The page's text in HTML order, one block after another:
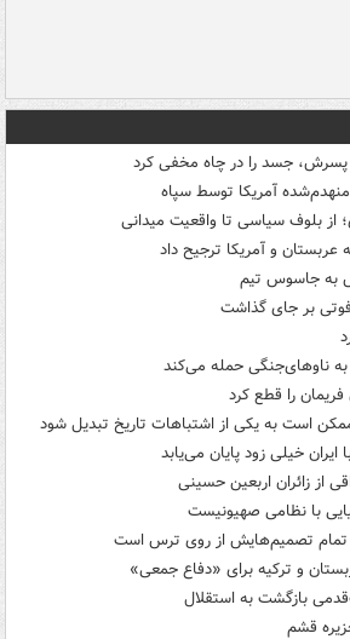
جسد را در چاه مخفی کرد
منهدم‌شده آمریکا توسط سپاه
بلوف سیاسی تا واقعیت میدانی
عربستان و آمریکا ترجیح داد
به جاسوس تیم
را قطع کرد
است به یکی از اشتباهات تاریخ تبدیل شود
خیلی زود پایان می‌یابد
از زائران اربعین حسینی
با نظامی صهیونیست
تمام تصمیم‌هایش از روی ترس است
و ترکیه برای «دفاع جمعی»
بازگشت به استقلال
قشم